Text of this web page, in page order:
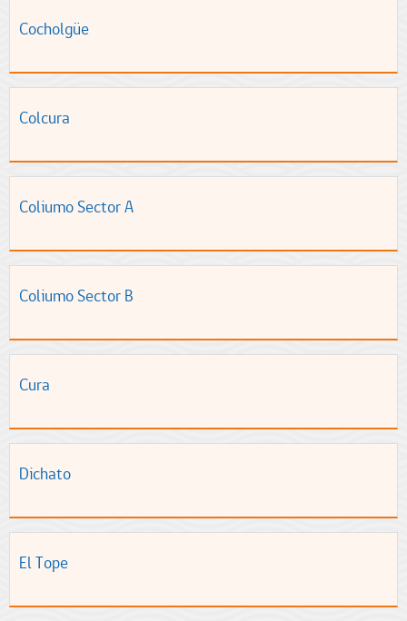
Cocholgüe
Colcura
Coliumo Sector A
Coliumo Sector B
Cura
Dichato
El Tope